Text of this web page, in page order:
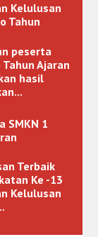
Kelulusan
Tahun
peserta
Ajaran
hasil
SMKN 1
Terbaik
Ke -13
Kelulusan